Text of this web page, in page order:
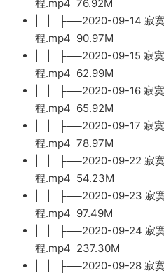
程.mp4 76.92M
| | ├──2020-09-14 寂寞
程.mp4 90.97M
| | ├──2020-09-15 寂寞
程.mp4 62.99M
| | ├──2020-09-16 寂寞
程.mp4 65.92M
| | ├──2020-09-17 寂寞
程.mp4 78.97M
| | ├──2020-09-22 寂寞
程.mp4 54.23M
| | ├──2020-09-23 寂寞
程.mp4 97.49M
| | ├──2020-09-24 寂寞
程.mp4 237.30M
| | ├──2020-09-28 寂寞